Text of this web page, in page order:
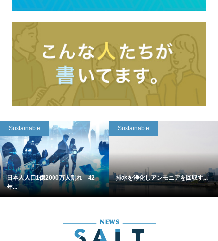
Sustainable
日本人人口1億2000万人割れ 42
年...
Sustainable
排水を浄化しアンモニアを回収す...